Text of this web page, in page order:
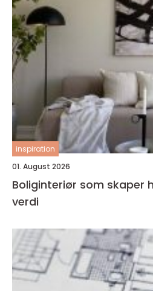
inspiration
01. August 2026
Boliginteriør som skaper
verdi